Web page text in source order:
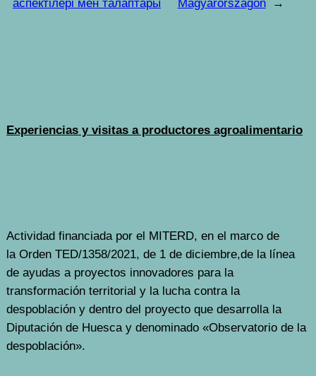
аспектілері мен талаптары Magyarországon →
Experiencias y visitas a productores agroalimentario
Actividad financiada por el MITERD, en el marco de
la Orden TED/1358/2021, de 1 de diciembre,de la línea
de ayudas a proyectos innovadores para la
transformación territorial y la lucha contra la
despoblación y dentro del proyecto que desarrolla la
Diputación de Huesca y denominado «Observatorio de la
despoblación».